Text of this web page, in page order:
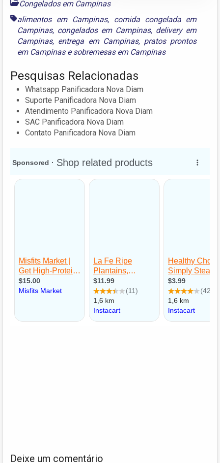
Congelados em Campinas
alimentos em Campinas, comida congelada em
Campinas, congelados em Campinas, delivery em
Campinas, entrega em Campinas, pratos prontos
em Campinasesobremesas em Campinas
Pesquisas Relacionadas
Whatsapp Panificadora Nova Diam
Suporte Panificadora Nova Diam
Atendimento Panificadora Nova Diam
SAC Panificadora Nova Diam
Contato Panificadora Nova Diam
Deixe um comentário